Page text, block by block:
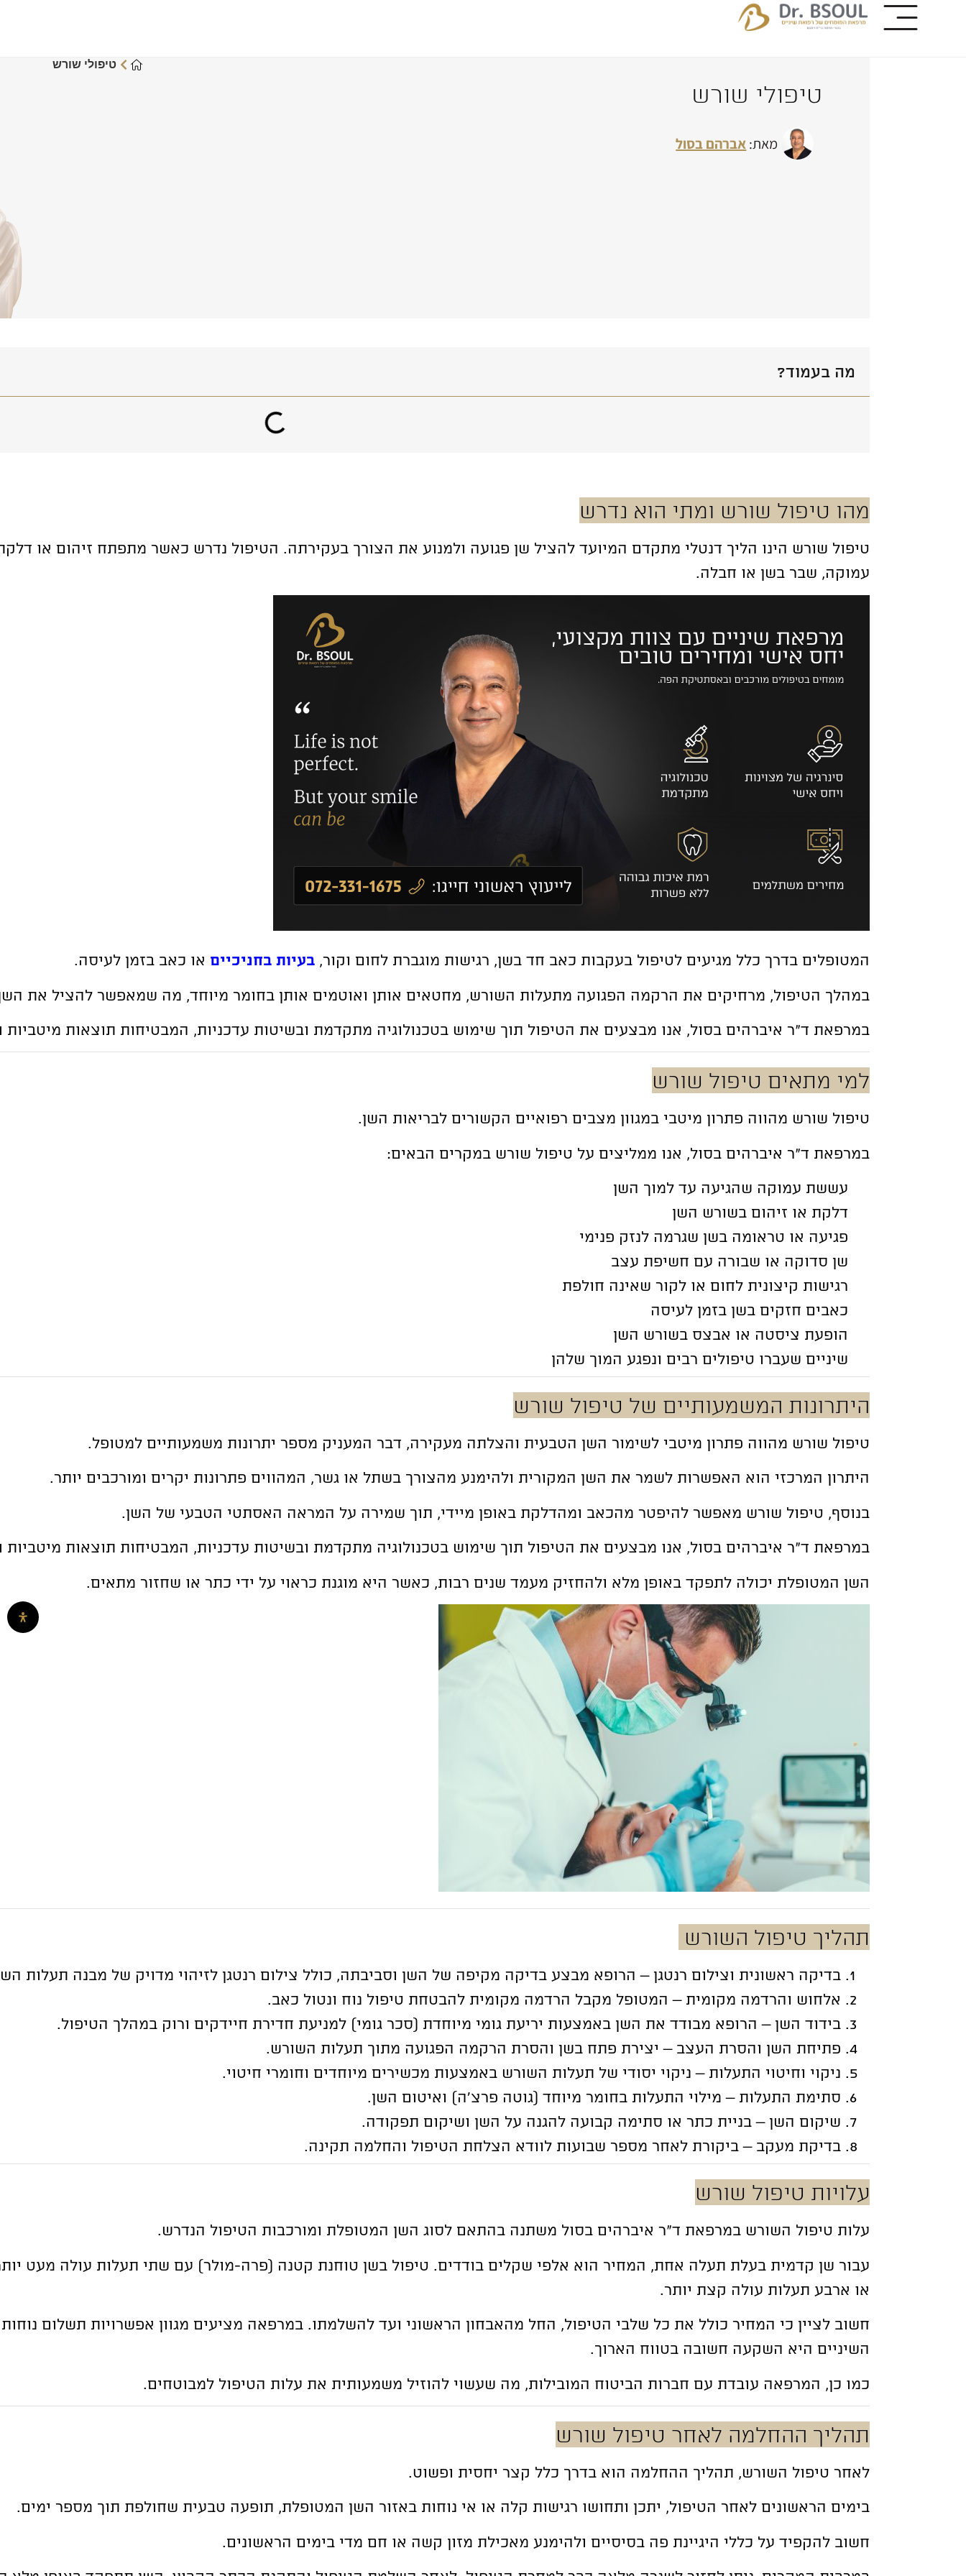
טיפולי שורש
מאת:אברהם בסול
טיפולי שורש
מהו טיפול שורש ומתי הוא נדרש
טיפול שורש הינו הליך דנטלי מתקדם המיועד להציל שן פגועה ולמנוע את הצורך בעקירתה. הטיפול נדרש כאשר מתפתח זיהום או
עמוקה, שבר בשן או חבלה.
המטופלים בדרך כלל מגיעים לטיפול בעקבות כאב חד בשן, רגישות מוגברת לחום וקור,בעיות בחניכיים או כאב בזמן לעיסה.
במהלך הטיפול, מרחיקים את הרקמה הפגועה מתעלות השורש, מחטאים אותן ואוטמים אותן בחומר מיוחד, מה שמאפשר להציל את
במרפאת ד”ר איברהים בסול, אנו מבצעים את הטיפול תוך שימוש בטכנולוגיה מתקדמת ובשיטות עדכניות, המבטיחות תוצאות
למי מתאים טיפול שורש
טיפול שורש מהווה פתרון מיטבי במגוון מצבים רפואיים הקשורים לבריאות השן.
במרפאת ד”ר איברהים בסול, אנו ממליצים על טיפול שורש במקרים הבאים:
עששת עמוקה שהגיעה עד למוך השן
דלקת או זיהום בשורש השן
פגיעה או טראומה בשן שגרמה לנזק פנימי
שן סדוקה או שבורה עם חשיפת עצב
רגישות קיצונית לחום או לקור שאינה חולפת
כאבים חזקים בשן בזמן לעיסה
הופעת ציסטה או אבצס בשורש השן
שיניים שעברו טיפולים רבים ונפגע המוך שלהן
היתרונות המשמעותיים של טיפול שורש
טיפול שורש מהווה פתרון מיטבי לשימור השן הטבעית והצלתה מעקירה, דבר המעניק מספר יתרונות משמעותיים למטופל.
היתרון המרכזי הוא האפשרות לשמר את השן המקורית ולהימנע מהצורך בשתל או גשר, המהווים פתרונות יקרים ומורכבים יותר.
בנוסף, טיפול שורש מאפשר להיפטר מהכאב ומהדלקת באופן מיידי, תוך שמירה על המראה האסתטי הטבעי של השן.
במרפאת ד”ר איברהים בסול, אנו מבצעים את הטיפול תוך שימוש בטכנולוגיה מתקדמת ובשיטות עדכניות, המבטיחות תוצאות
השן המטופלת יכולה לתפקד באופן מלא ולהחזיק מעמד שנים רבות, כאשר היא מוגנת כראוי על ידי כתר או שחזור מתאים.
תהליך טיפול השורש
בדיקה ראשונית וצילום רנטגן – הרופא מבצע בדיקה מקיפה של השן וסביבתה, כולל צילום רנטגן לזיהוי מדויק של מבנה תעלות
אלחוש והרדמה מקומית – המטופל מקבל הרדמה מקומית להבטחת טיפול נוח ונטול כאב.
בידוד השן – הרופא מבודד את השן באמצעות יריעת גומי מיוחדת (סכר גומי) למניעת חדירת חיידקים ורוק במהלך הטיפול.
פתיחת השן והסרת העצב – יצירת פתח בשן והסרת הרקמה הפגועה מתוך תעלות השורש.
ניקוי וחיטוי התעלות – ניקוי יסודי של תעלות השורש באמצעות מכשירים מיוחדים וחומרי חיטוי.
סתימת התעלות – מילוי התעלות בחומר מיוחד (גוטה פרצ’ה) ואיטום השן.
שיקום השן – בניית כתר או סתימה קבועה להגנה על השן ושיקום תפקודה.
בדיקת מעקב – ביקורת לאחר מספר שבועות לוודא הצלחת הטיפול והחלמה תקינה.
עלויות טיפול שורש
עלות טיפול השורש במרפאת ד”ר איברהים בסול משתנה בהתאם לסוג השן המטופלת ומורכבות הטיפול הנדרש.
עבור שן קדמית בעלת תעלה אחת, המחיר הוא אלפי שקלים בודדים. טיפול בשן טוחנת קטנה (פרה-מולר) עם שתי תעלות עולה מעט
או ארבע תעלות עולה קצת יותר.
חשוב לציין כי המחיר כולל את כל שלבי הטיפול, החל מהאבחון הראשוני ועד להשלמתו. במרפאה מציעים מגוון אפשרויות תשלום
השיניים היא השקעה חשובה בטווח הארוך.
כמו כן, המרפאה עובדת עם חברות הביטוח המובילות, מה שעשוי להוזיל משמעותית את עלות הטיפול למבוטחים.
תהליך ההחלמה לאחר טיפול שורש
לאחר טיפול השורש, תהליך ההחלמה הוא בדרך כלל קצר יחסית ופשוט.
בימים הראשונים לאחר הטיפול, יתכן ותחושו רגישות קלה או אי נוחות באזור השן המטופלת, תופעה טבעית שחולפת תוך מספר ימים.
חשוב להקפיד על כללי היגיינת פה בסיסיים ולהימנע מאכילת מזון קשה או חם מדי בימים הראשונים.
מה בעמוד?